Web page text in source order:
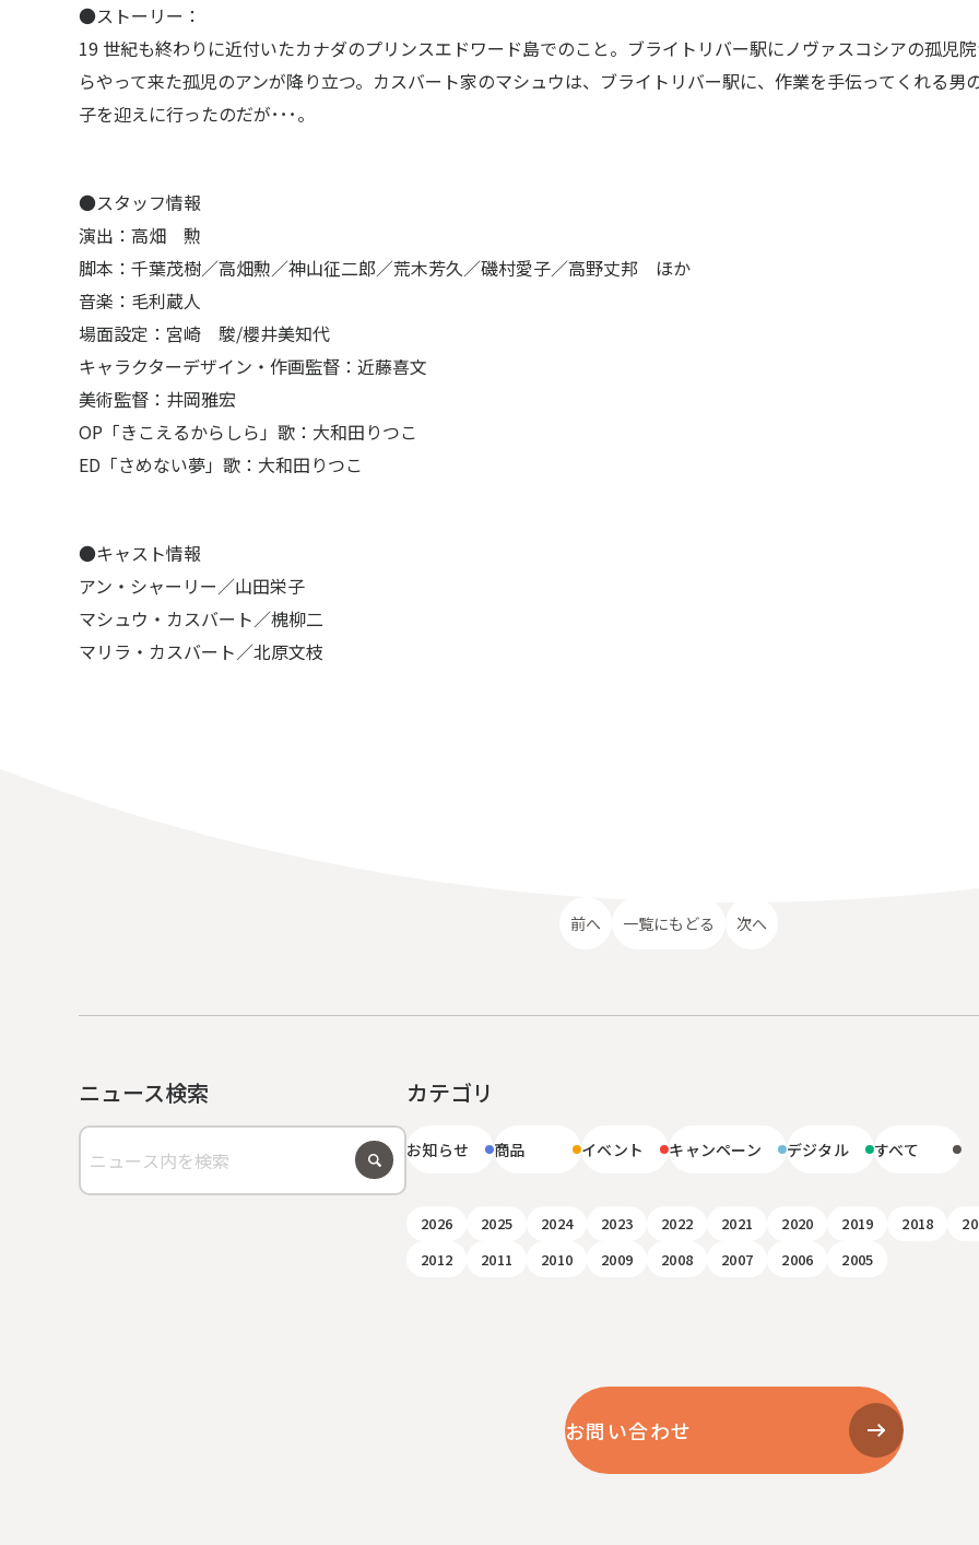
〒104-0061
東京都中央区銀座7丁目13番20号 銀座THビル5F
JP EN
ニュース
作品紹介
会社概要
受賞歴
●ストーリー：
19 世紀も終わりに近付いたカナダのプリンスエドワード島でのこと。ブライトリバー駅にノヴァスコシアの孤児
らやって来た孤児のアンが降り立つ。カスバート家のマシュウは、ブライトリバー駅に、作業を手伝ってくれる男
子を迎えに行ったのだが･･･。
●スタッフ情報
演出：高畑 勲
脚本：千葉茂樹／高畑勲／神山征二郎／荒木芳久／磯村愛子／高野丈邦 ほか
音楽：毛利蔵人
場面設定：宮崎 駿/櫻井美知代
キャラクターデザイン・作画監督：近藤喜文
美術監督：井岡雅宏
OP「きこえるからしら」歌：大和田りつこ
ED「さめない夢」歌：大和田りつこ
●キャスト情報
アン・シャーリー／山田栄子
マシュウ・カスバート／槐柳二
マリラ・カスバート／北原文枝
前へ 一覧にもどる 次へ
ニュース検索 カテゴリ
お知らせ 商品 イベント キャンペーン デジタル すべて
2026 2025 2024 2023 2022 2021 2020 2019 2018
2012
2011 2010 2009 2008 2007 2006 2005
お問い合わせ